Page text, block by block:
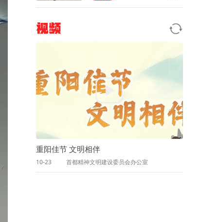
视频
重阳佳节 文明相伴
10-23 首都精神文明建设委员会办公室